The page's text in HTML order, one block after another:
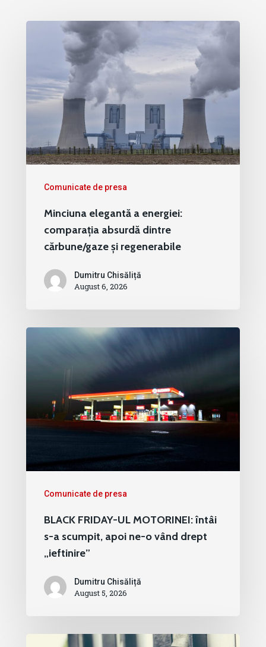
Comunicate de presa
Minciuna elegantă a energiei:
comparația absurdă dintre
cărbune/gaze și regenerabile
Dumitru Chisăliță
August 6, 2026
Comunicate de presa
BLACK FRIDAY-UL MOTORINEI: întâi
s-a scumpit, apoi ne-o vând drept
„ieftinire”
Dumitru Chisăliță
August 5, 2026